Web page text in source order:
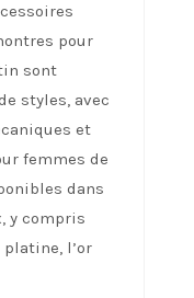
pour
sont
styles, avec
et
femmes de
dans
y compris
l’or